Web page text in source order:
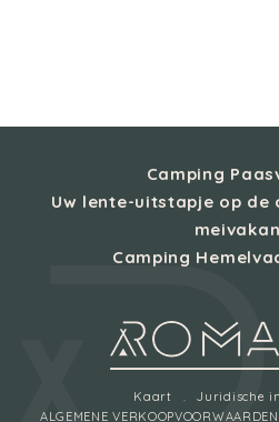
Camping
Uw lente-uitstapje op de
Camping
Kaart
Juridische
ALGEMENE VERKOOPVOORWAARDEN